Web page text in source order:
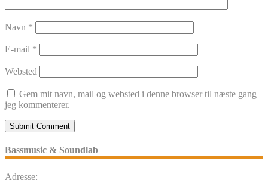
Navn *
E-mail *
Websted
Gem mit navn, mail og websted i denne browser til næste gang
jeg kommenterer.
Bassmusic & Soundlab
Adresse: